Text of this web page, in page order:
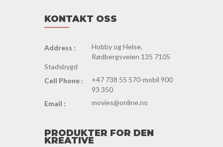
KONTAKT OSS
Address :
Hobby og Helse,
Rødbergsveien 135 7105
Stadsbygd
Cell Phone :
+47 738 55 570-mobil 900
93 350
Email :
movies@online.no
PRODUKTER FOR DEN
KREATIVE